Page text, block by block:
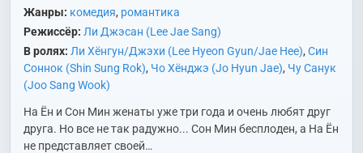
Жанры: комедия, романтика
Режиссёр: Ли Джэсан (Lee Jae Sang)
В ролях: Ли Хёнгун/Джэхи (Lee Hyeon Gyun/Jae Hee), Син
Соннок (Shin Sung Rok), Чо Хёнджэ (Jo Hyun Jae), Чу Санук
(Joo Sang Wook)
На Ён и Сон Мин женаты уже три года и очень любят друг
друга. Но все не так радужно... Сон Мин бесплоден, а На Ён
не представляет своей…